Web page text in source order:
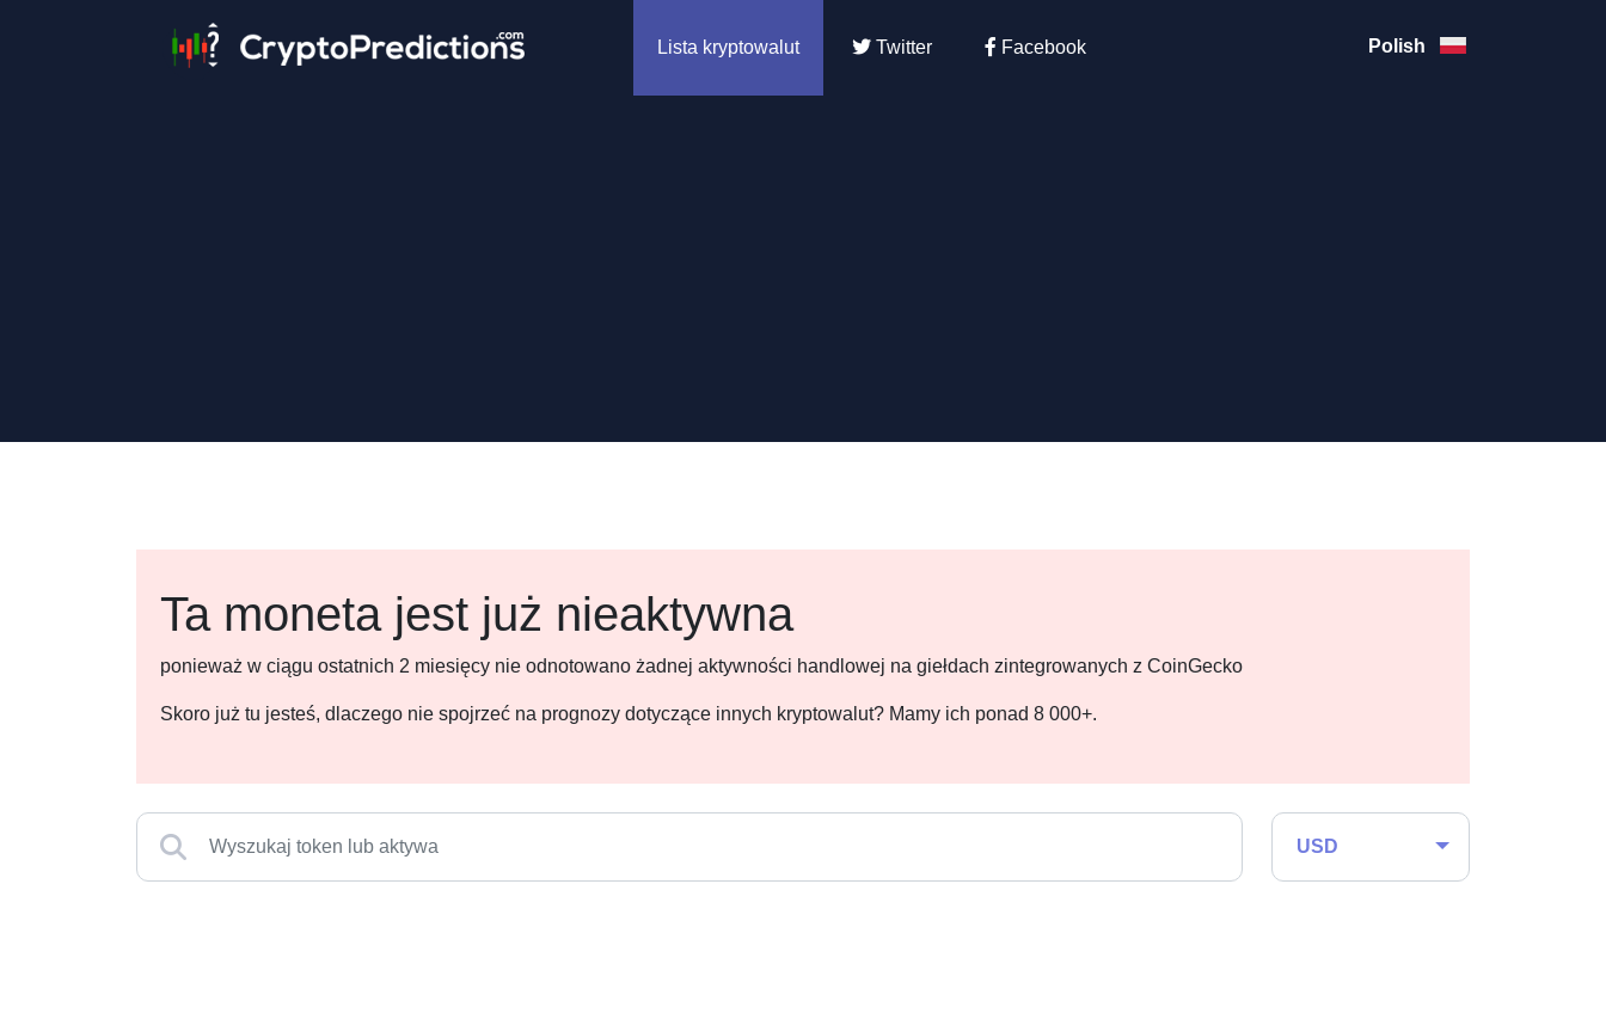
Lista kryptowalut Twitter Facebook Polish
Ta moneta jest już nieaktywna
ponieważ w ciągu ostatnich 2 miesięcy nie odnotowano żadnej aktywności handlowej na giełdach zintegrowanych z CoinGecko
Skoro już tu jesteś, dlaczego nie spojrzeć na prognozy dotyczące innych kryptowalut? Mamy ich ponad 8 000+.
USD